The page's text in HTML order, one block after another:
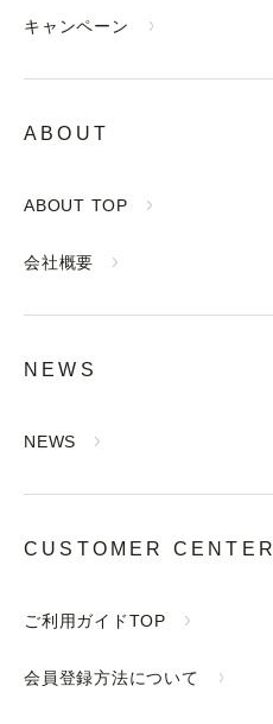
キャンペーン
ABOUT
ABOUT TOP
会社概要
NEWS
NEWS
CUSTOMER CENTER
ご利用ガイドTOP
会員登録方法について